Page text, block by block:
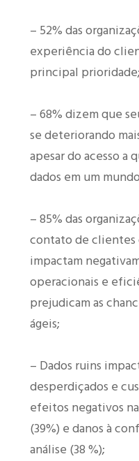
– 52% das
experiência do
principal prioridade;
– 68% dizem que
se deteriorando
apesar do acesso a
dados em um
– 85% das
contato de clientes
impactam
operacionais e
prejudicam as
ágeis;
– Dados ruins
desperdiçados e
efeitos negativos
(39%) e danos à
análise (38 %);